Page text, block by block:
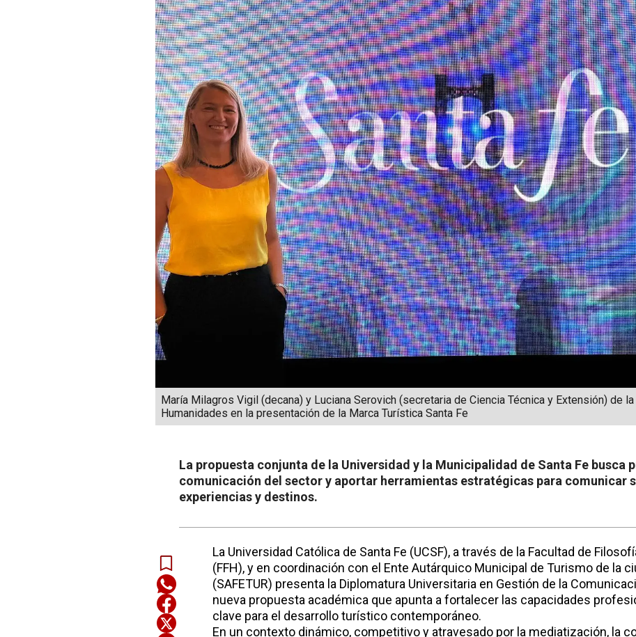
María Milagros Vigil (decana) y Luciana Serovich (secretaria de Ciencia Técnica y Extensión) de
Humanidades en la presentación de la Marca Turística Santa Fe
La propuesta conjunta de la Universidad y la Municipalidad de Santa Fe busca
comunicación del sector y aportar herramientas estratégicas para comunicar
experiencias y destinos.
La Universidad Católica de Santa Fe (UCSF), a través de la Facultad de
(FFH), y en coordinación con el Ente Autárquico Municipal de Turismo de la
(SAFETUR) presenta la Diplomatura Universitaria en Gestión de la
nueva propuesta académica que apunta a fortalecer las capacidades
clave para el desarrollo turístico contemporáneo.
En un contexto dinámico, competitivo y atravesado por la mediatización, la